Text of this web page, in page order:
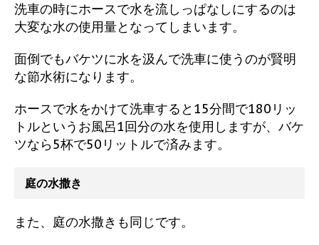
洗車の時にホースで水を流しっぱなしにするのは
大変な水の使用量となってしまいます。
面倒でもバケツに水を汲んで洗車に使うのが賢明
な節水術になります。
ホースで水をかけて洗車すると15分間で180リッ
トルというお風呂1回分の水を使用しますが、バケ
ツなら5杯で50リットルで済みます。
庭の水撒き
また、庭の水撒きも同じです。